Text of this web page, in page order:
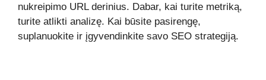
nukreipimo URL derinius. Dabar, kai turite metriką,
turite atlikti analizę. Kai būsite pasirengę,
suplanuokite ir įgyvendinkite savo SEO strategiją.